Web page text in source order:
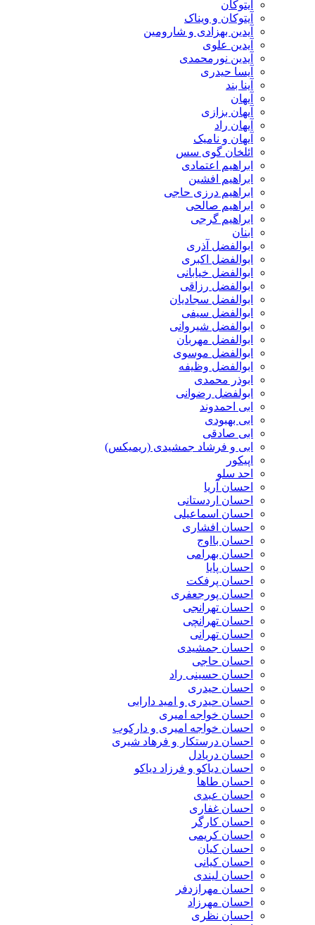
آیتوکان
آیتوکان و ویناک
آیدین بهزادی و شارومین
آیدین علوی
آیدین نورمحمدی
آیسا حیدری
آینا بند
آیهان
آیهان بزازی
آیهان راد
آیهان و نامیک
ائلخان گوی سس
ابراهیم اعتمادی
ابراهیم افشین
ابراهیم درزی حاجی
ابراهیم صالحی
ابراهیم گرجی
ابنان
ابوالفضل آذری
ابوالفضل اکبری
ابوالفضل خیابانی
ابوالفضل رزاقی
ابوالفضل سجادیان
ابوالفضل سیفی
ابوالفضل شیروانی
ابوالفضل مهربان
ابوالفضل موسوی
ابوالفضل وظیفه
ابوذر محمدی
ابولفضل رضوانی
ابی احمدوند
ابی بهبودی
ابی صادقی
ابی و فرشاد جمشیدی (ریمیکس)
اپیکور
احد سلو
احسان آریا
احسان اردستانی
احسان اسماعیلی
احسان افشاری
احسان بااوج
احسان بهرامی
احسان پایا
احسان پرفکت
احسان پورجعفری
احسان تهرانجی
احسان تهرانچی
احسان تهرانی
احسان جمشیدی
احسان حاجی
احسان حسینی راد
احسان حیدری
احسان حیدری و امید دارابی
احسان خواجه امیری
احسان خواجه امیری و دارکوب
احسان درستكار و فرهاد شيرى
احسان دریادل
احسان دیاکو و فرزاد دیاکو
احسان طاها
احسان عبدی
احسان غفاری
احسان کارگر
احسان کریمی
احسان کیان
احسان کیانی
احسان لیندی
احسان مهرازدفر
احسان مهرزاد
احسان نظری